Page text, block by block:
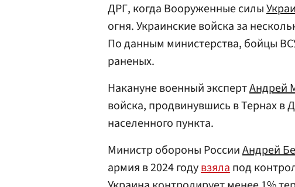
ДРГ, когда Вооруженные силы
огня. Украинские войска за
По данным министерства, бойцы
раненых.
Накануне военный экспертАндрей
войска, продвинувшись в Тернах в
населенного пункта.
Министр обороны РоссииАндрей
армия в 2024 годувзялапод